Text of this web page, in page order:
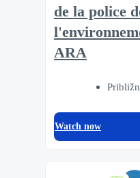
de la police
ARA
Watch now